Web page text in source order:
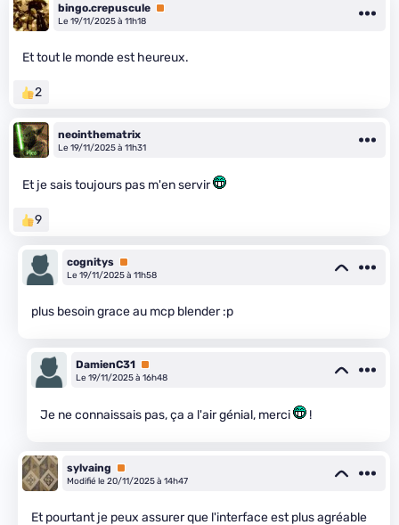
bingo.crepuscule Premium
Le 19/11/2025 à 11h18
Et tout le monde est heureux.
2
neointhematrix
Le 19/11/2025 à 11h31
Et je sais toujours pas m'en servir
9
cognitys Premium
Le 19/11/2025 à 11h58
plus besoin grace au mcp blender :p
DamienC31 Premium
Le 19/11/2025 à 16h48
Je ne connaissais pas, ça a l'air génial, merci !
sylvaing
Premium
Modifié le 20/11/2025 à 14h47
Et pourtant je peux assurer que l'interface est plus agréable